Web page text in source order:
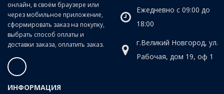
онлайн, в своём браузере или
через мобильное приложение,
сформировать заказ на покупку,
выбрать способ оплаты и
доставки заказа, оплатить заказ.
Ежедневно с 09:00 до
18:00
г.Великий Новгород, ул.
Рабочая, дом 19, оф 1
ИНФОРМАЦИЯ